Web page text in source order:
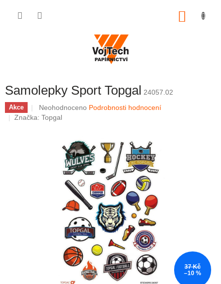
Samolepky Sport Topgal 24057.02
Akce Průměrné hodnocení produktu je 0,0 z 5 hvězdiček.
Neohodnoceno Podrobnosti hodnocení
Značka: Topgal
37 Kč
–10 %